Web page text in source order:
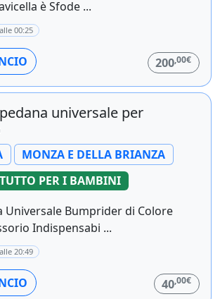
è Sfode ...
00:25
200,00€
universale per
MONZA E DELLA BRIANZA
TUTTO PER I BAMBINI
Universale Bumprider di Colore
Indispensabi ...
20:49
40,00€